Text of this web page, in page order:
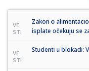
VE
STI
Zakon o
isplate očekuju se
VE
STI
Studenti u blokadi: